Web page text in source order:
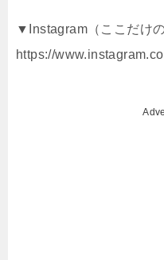
▼Instagram（ここだけ
https://